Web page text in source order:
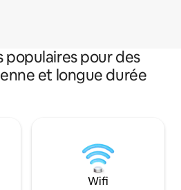
populaires pour des
et longue durée
Wifi